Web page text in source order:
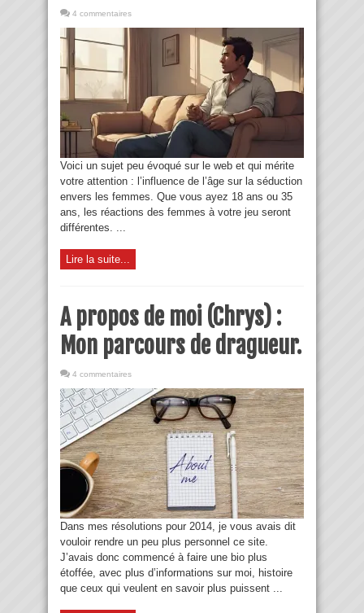
4 commentaires
Voici un sujet peu évoqué sur le web et qui mérite
votre attention : l’influence de l’âge sur la séduction
envers les femmes. Que vous ayez 18 ans ou 35
ans, les réactions des femmes à votre jeu seront
différentes. ...
Lire la suite...
A propos de moi (Chrys) :
Mon parcours de dragueur.
4 commentaires
Dans mes résolutions pour 2014, je vous avais dit
vouloir rendre un peu plus personnel ce site.
J’avais donc commencé à faire une bio plus
étoffée, avec plus d’informations sur moi, histoire
que ceux qui veulent en savoir plus puissent ...